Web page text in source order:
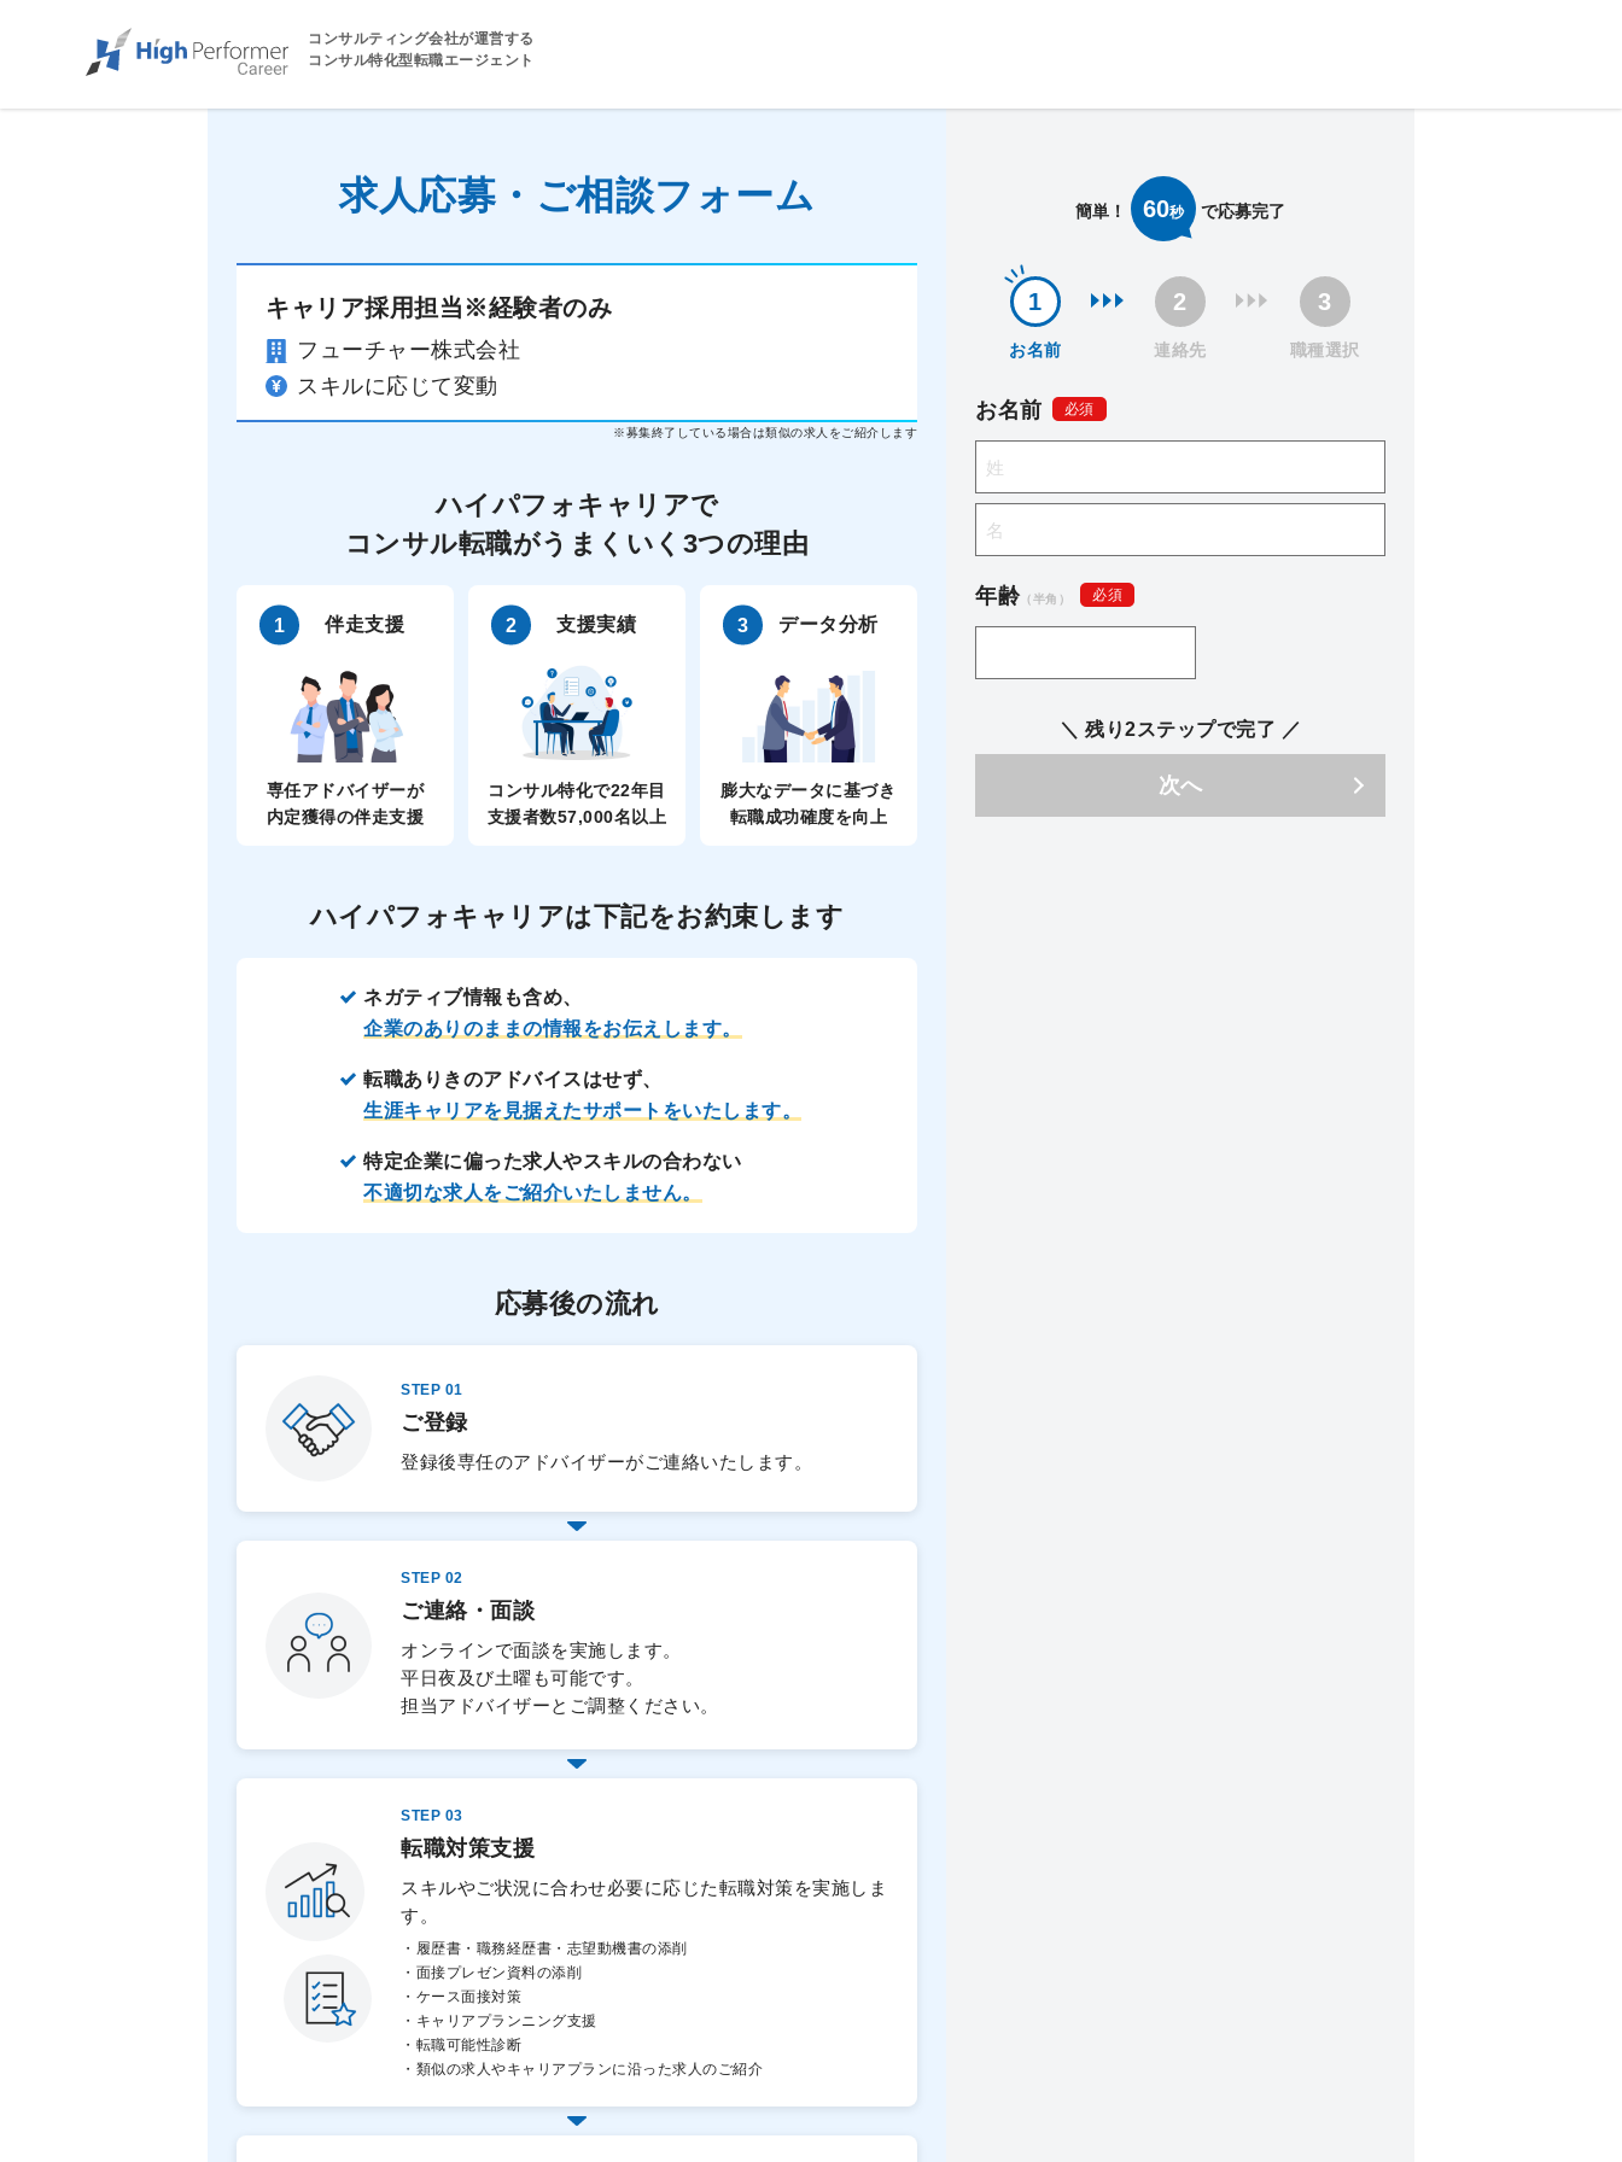
コンサルティング会社が運営する
コンサル特化型転職エージェント
求人応募・ご相談フォーム
キャリア採用担当※経験者のみ
フューチャー株式会社
スキルに応じて変動
※募集終了している場合は類似の求人をご紹介します
ハイパフォキャリアで
コンサル転職がうまくいく3つの理由
伴走支援
専任アドバイザーが
内定獲得の伴走支援
支援実績
コンサル特化で22年目
支援者数57,000名以上
データ分析
膨大なデータに基づき
転職成功確度を向上
ハイパフォキャリアは下記をお約束します
ネガティブ情報も含め、
企業のありのままの情報をお伝えします。
転職ありきのアドバイスはせず、
生涯キャリアを見据えたサポートをいたします。
特定企業に偏った求人やスキルの合わない
不適切な求人をご紹介いたしません。
応募後の流れ
STEP 01
ご登録
登録後専任のアドバイザーがご連絡いたします。
STEP 02
ご連絡・面談
オンラインで面談を実施します。
平日夜及び土曜も可能です。
担当アドバイザーとご調整ください。
STEP 03
転職対策支援
スキルやご状況に合わせ必要に応じた転職対策を実施しま
す。
・履歴書・職務経歴書・志望動機書の添削
・面接プレゼン資料の添削
・ケース面接対策
・キャリアプランニング支援
・転職可能性診断
・類似の求人やキャリアプランに沿った求人のご紹介
簡単！ 60秒 で応募完了
お名前 連絡先 職種選択
お名前 必須
年齢（半角） 必須
＼ 残り2ステップで完了 ／
次へ